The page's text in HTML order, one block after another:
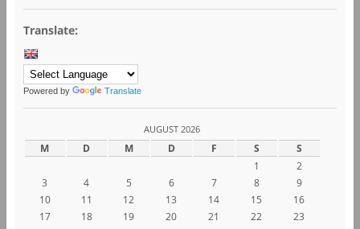
Translate:
Powered by Translate
AUGUST 2026
M D M D F S S
1
2
3
4 5 6 7 8
9
10
11 12 13 14 15
16
17
18 19 20 21 22
23